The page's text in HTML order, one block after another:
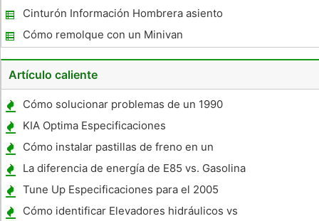
estacionamiento
Cinturón Información Hombrera asiento
Cómo remolque con un Minivan
Artículo caliente
Cómo solucionar problemas de un 1990
Chevy Truck 1500
KIA Optima Especificaciones
Cómo instalar pastillas de freno en un
Dodge Neon 2000
La diferencia de energía de E85 vs. Gasolina
Tune Up Especificaciones para el 2005
Yamaha Raptor 350
Cómo identificar Elevadores hidráulicos vs